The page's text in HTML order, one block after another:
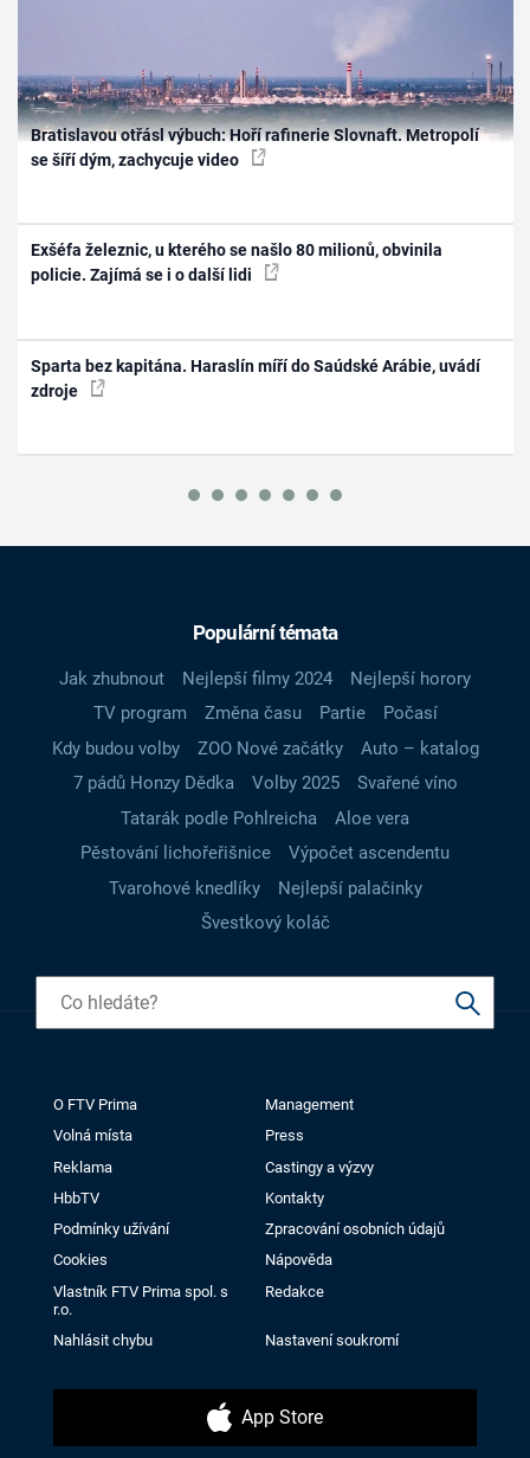
Bratislavou otřásl výbuch: Hoří rafinerie Slovnaft. Metropolí
se šíří dým, zachycuje video
Exšéfa železnic, u kterého se našlo 80 milionů, obvinila
policie. Zajímá se i o další lidi
Sparta bez kapitána. Haraslín míří do Saúdské Arábie, uvádí
zdroje
Populární témata
Jak zhubnout Nejlepší filmy 2024
Nejlepší horory
TV program
Změna času Partie
Počasí
Kdy budou volby
ZOO Nové začátky
Auto – katalog
7 pádů Honzy Dědka
Volby 2025
Svařené víno
Tatarák podle Pohlreicha
Aloe vera
Pěstování lichořeřišnice
Výpočet ascendentu
Tvarohové knedlíky
Nejlepší palačinky
Švestkový koláč
O FTV Prima
Management
Volná místa
Press
Reklama
Castingy a výzvy
HbbTV
Kontakty
Podmínky užívání
Zpracování osobních údajů
Cookies
Nápověda
Vlastník FTV Prima spol. s
r.o.
Redakce
Nahlásit chybu Nastavení soukromí
App Store